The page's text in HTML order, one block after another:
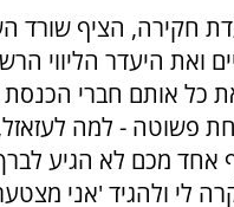
חקירה, הציף שורד
ואת היעדר הליווי
כל אותם חברי הכנסת
פשוטה - למה
אחד מכם לא הגיע
לי ולהגיד 'אני